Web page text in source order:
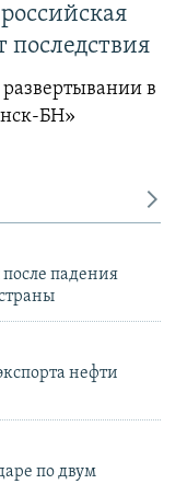
последствия
развертывании в
БН»
падения
нефти
по двум